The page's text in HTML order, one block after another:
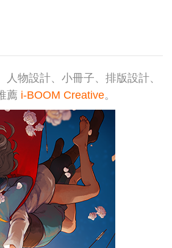
人物設計、小冊子、排版設計、
薦 i-BOOM Creative。